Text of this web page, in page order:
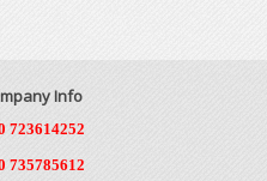
Info
723614252
735785612